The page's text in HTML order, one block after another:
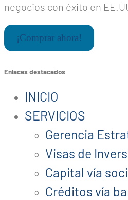
negocios con éxito en
¡Comprar ahora!
Enlaces destacados
INICIO
SERVICIOS
Gerencia
Visas de
Capital vía
Créditos vía